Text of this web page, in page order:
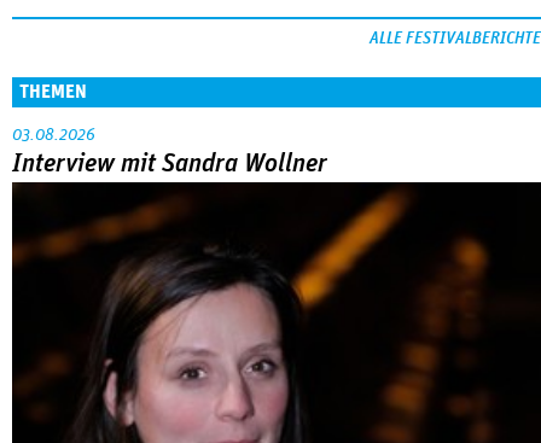
ALLE FESTIVALBERICHTE
THEMEN
03.08.2026
Interview mit Sandra Wollner